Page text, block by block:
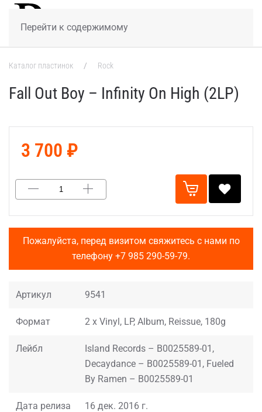
Перейти к содержимому
Каталог пластинок Rock
Fall Out Boy – Infinity On High (2LP)
3 700 ₽
Пожалуйста, перед визитом свяжитесь с нами по
телефону +7 985 290-59-79.
Артикул 9541
Формат 2 x Vinyl, LP, Album, Reissue, 180g
Лейбл
Island Records – B0025589-01,
Decaydance – B0025589-01, Fueled
By Ramen – B0025589-01
Дата релиза 16 дек. 2016 г.